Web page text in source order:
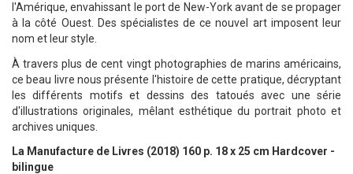
l'Amérique, envahissant le port de New-York avant de se propager
à la côté Ouest. Des spécialistes de ce nouvel art imposent leur
nom et leur style.
À travers plus de cent vingt photographies de marins américains,
ce beau livre nous présente l'histoire de cette pratique, décryptant
les différents motifs et dessins des tatoués avec une série
d'illustrations originales, mêlant esthétique du portrait photo et
archives uniques.
La Manufacture de Livres (2018) 160 p. 18 x 25 cm Hardcover -
bilingue